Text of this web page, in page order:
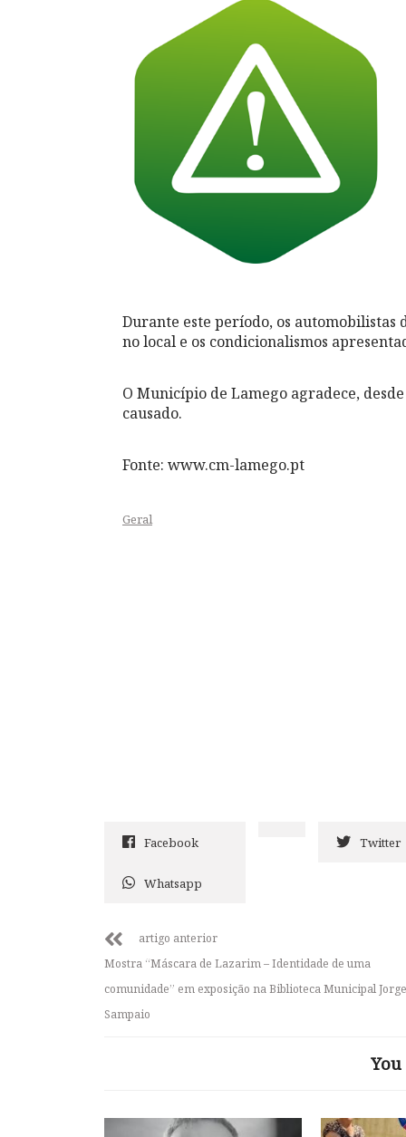
Durante este período, os
no local e os condicionalismos
O Município de Lamego agradece,
causado.
Fonte: www.cm-lamego.pt
Geral
Facebook Twitter
Whatsapp
artigo anterior
Mostra “Máscara de Lazarim – Identidade de uma
comunidade” em exposição na Biblioteca Municipal Jorge
Sampaio